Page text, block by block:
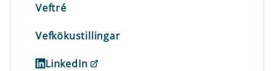
Veftré
Vefkökustillingar
LinkedIn